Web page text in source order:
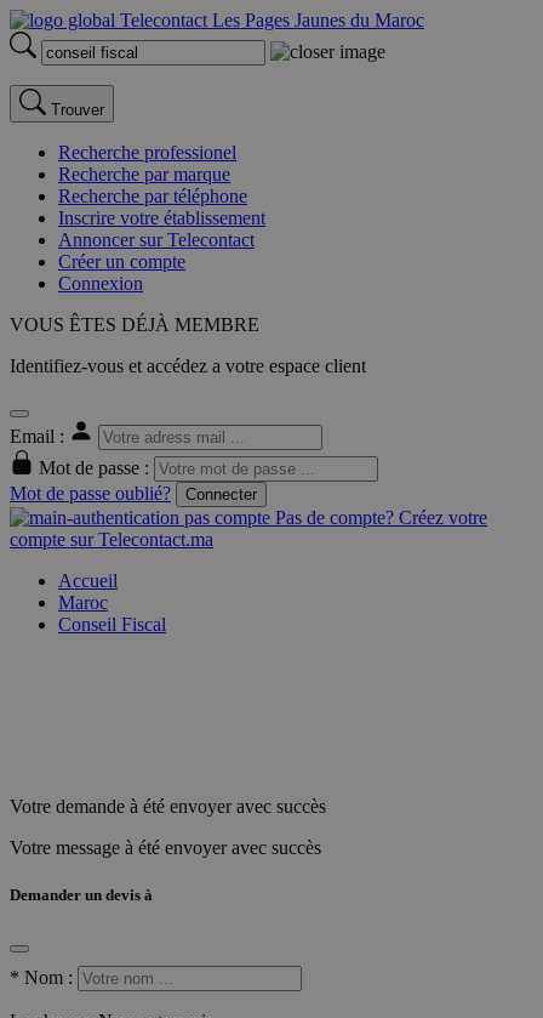
Trouver
Recherche professionel
Recherche par marque
Recherche par téléphone
Inscrire votre établissement
Annoncer sur Telecontact
Créer un compte
Connexion
VOUS ÊTES DÉJÀ MEMBRE
Identifiez-vous et accédez a votre espace client
Email :
Mot de passe :
Mot de passe oublié?
Connecter
Pas de compte? Créez votre
compte sur Telecontact.ma
Accueil
Maroc
Conseil Fiscal
Votre demande à été envoyer avec succès
Votre message à été envoyer avec succès
Demander un devis à
* Nom :